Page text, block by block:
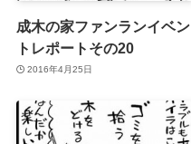
成木の家ファンランイベン
トレポートその20
2016年4月25日